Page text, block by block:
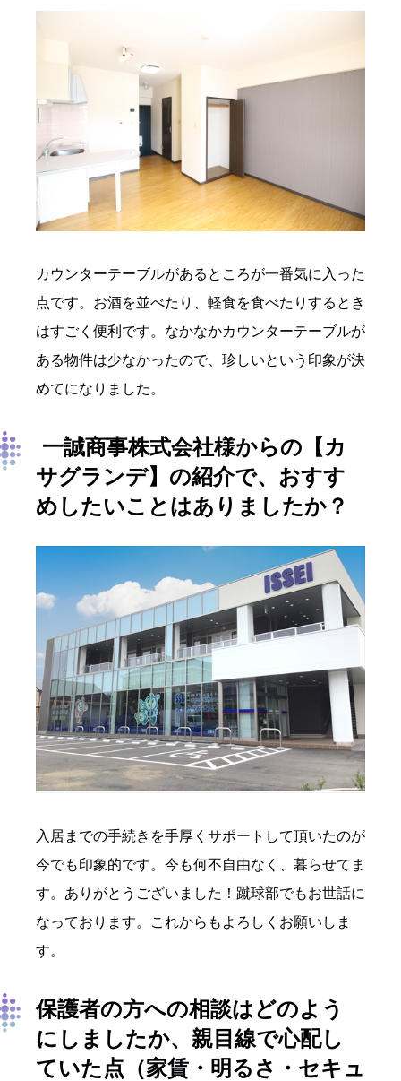
カウンターテーブルがあるところが一番気に入った
点です。お酒を並べたり、軽食を食べたりするとき
はすごく便利です。なかなかカウンターテーブルが
ある物件は少なかったので、珍しいという印象が決
めてになりました。
一誠商事株式会社様からの【カ
サグランデ】の紹介で、おすす
めしたいことはありましたか？
入居までの手続きを手厚くサポートして頂いたのが
今でも印象的です。今も何不自由なく、暮らせてま
す。ありがとうございました！蹴球部でもお世話に
なっております。これからもよろしくお願いしま
す。
保護者の方への相談はどのよう
にしましたか、親目線で心配し
ていた点（家賃・明るさ・セキュ